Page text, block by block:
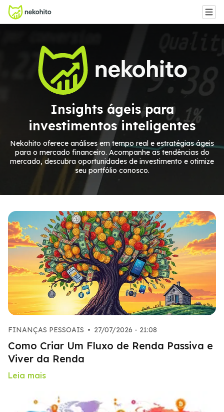
Insights ágeis para
investimentos inteligentes
Nekohito oferece análises em tempo real e estratégias ágeis
para o mercado financeiro. Acompanhe as tendências do
mercado, descubra oportunidades de investimento e otimize
seu portfólio conosco.
FINANÇAS PESSOAIS • 27/07/2026 - 21:08
Como Criar Um Fluxo de Renda Passiva e
Viver da Renda
Leia mais